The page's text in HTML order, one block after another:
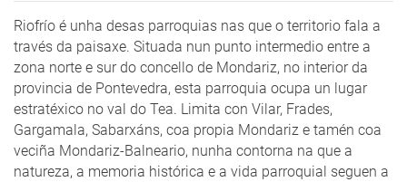
Riofrío é unha desas parroquias nas que o territorio fala a
través da paisaxe. Situada nun punto intermedio entre a
zona norte e sur do concello de Mondariz, no interior da
provincia de Pontevedra, esta parroquia ocupa un lugar
estratéxico no val do Tea. Limita con Vilar, Frades,
Gargamala, Sabarxáns, coa propia Mondariz e tamén coa
veciña Mondariz-Balneario, nunha contorna na que a
natureza, a memoria histórica e a vida parroquial seguen a